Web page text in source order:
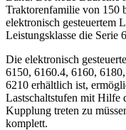
Traktorenfamilie von 150
elektronisch gesteuertem
Leistungsklasse die Serie
Die elektronisch
6150, 6160.4, 6160,
6210 erhältlich ist,
Lastschaltstufen mit Hilfe
Kupplung treten zu
komplett.